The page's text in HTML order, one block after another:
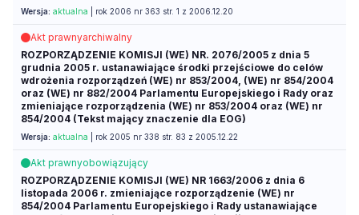
Wersja: aktualna | rok 2006 nr 363 str. 1 z 2006.12.20
Akt prawnyarchiwalny
ROZPORZĄDZENIE KOMISJI (WE) NR. 2076/2005 z dnia 5
grudnia 2005 r. ustanawiające środki przejściowe do celów
wdrożenia rozporządzeń (WE) nr 853/2004, (WE) nr 854/2004
oraz (WE) nr 882/2004 Parlamentu Europejskiego i Rady oraz
zmieniające rozporządzenia (WE) nr 853/2004 oraz (WE) nr
854/2004 (Tekst mający znaczenie dla EOG)
Wersja: aktualna | rok 2005 nr 338 str. 83 z 2005.12.22
Akt prawnyobowiązujący
ROZPORZĄDZENIE KOMISJI (WE) NR 1663/2006 z dnia 6
listopada 2006 r. zmieniające rozporządzenie (WE) nr
854/2004 Parlamentu Europejskiego i Rady ustanawiające